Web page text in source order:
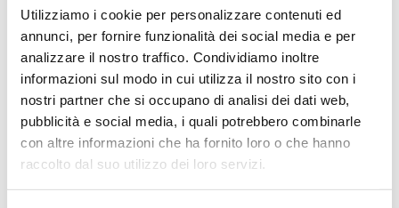
Utilizziamo i cookie per personalizzare contenuti ed
annunci, per fornire funzionalità dei social media e per
analizzare il nostro traffico. Condividiamo inoltre
informazioni sul modo in cui utilizza il nostro sito con i
nostri partner che si occupano di analisi dei dati web,
pubblicità e social media, i quali potrebbero combinarle
con altre informazioni che ha fornito loro o che hanno
raccolto dal suo utilizzo dei loro servizi.
Sanitari Londra Cassetta a
scarico - Simas
Batteria di scarico Simas
monoblocco, cromo